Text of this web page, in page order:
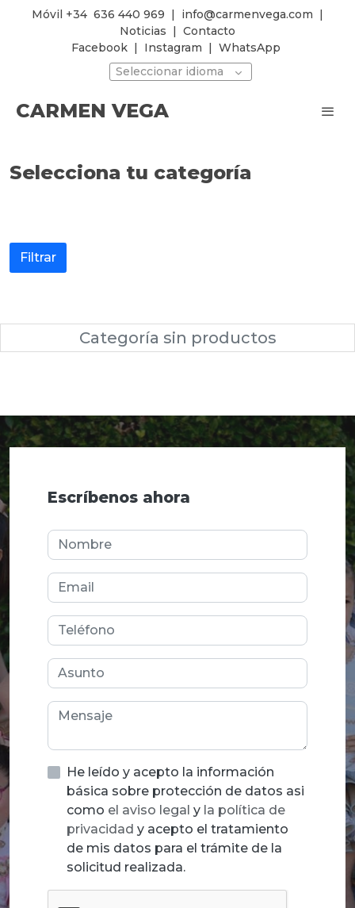
Móvil +34 636 440 969 | info@carmenvega.com |
Noticias | Contacto
Facebook | Instagram | WhatsApp
Seleccionar idioma
CARMEN VEGA
Selecciona tu categoría
Filtrar
Categoría sin productos
Escríbenos ahora
He leído y acepto la información
básica sobre protección de datos asi
como el aviso legal y la política de
privacidad y acepto el tratamiento
de mis datos para el trámite de la
solicitud realizada.